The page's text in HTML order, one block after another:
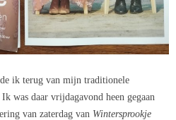
ik terug van mijn traditionele
was daar vrijdagavond heen gegaan
van zaterdag van Wintersprookje